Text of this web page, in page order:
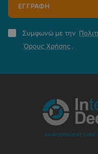
ΕΓΓΡΑΦΗ
Πολιτική
Απορρήτου
Συμφωνώ με την
Όρους Χρήσης.